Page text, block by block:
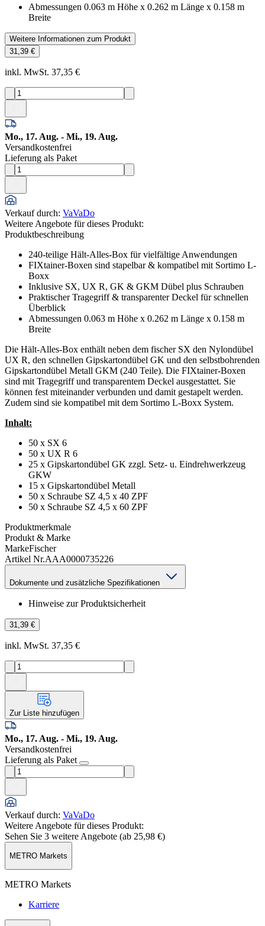
Abmessungen 0.063 m Höhe x 0.262 m Länge x 0.158 m
Breite
Weitere Informationen zum Produkt
31,39 €
inkl. MwSt. 37,35 €
Mo., 17. Aug. - Mi., 19. Aug.
Versandkostenfrei
Lieferung als Paket
Verkauf durch: VaVaDo
Weitere Angebote für dieses Produkt:
Produktbeschreibung
240-teilige Hält-Alles-Box für vielfältige Anwendungen
FIXtainer-Boxen sind stapelbar & kompatibel mit Sortimo L-
Boxx
Inklusive SX, UX R, GK & GKM Dübel plus Schrauben
Praktischer Tragegriff & transparenter Deckel für schnellen
Überblick
Abmessungen 0.063 m Höhe x 0.262 m Länge x 0.158 m
Breite
Die Hält-Alles-Box enthält neben dem fischer SX den Nylondübel
UX R, den schnellen Gipskartondübel GK und den selbstbohrenden
Gipskartondübel Metall GKM (240 Teile). Die FIXtainer-Boxen
sind mit Tragegriff und transparentem Deckel ausgestattet. Sie
können fest miteinander verbunden und damit gestapelt werden.
Zudem sind sie kompatibel mit dem Sortimo L-Boxx System.
Inhalt:
50 x SX 6
50 x UX R 6
25 x Gipskartondübel GK zzgl. Setz- u. Eindrehwerkzeug
GKW
15 x Gipskartondübel Metall
50 x Schraube SZ 4,5 x 40 ZPF
50 x Schraube SZ 4,5 x 60 ZPF
Produktmerkmale
Produkt & Marke
MarkeFischer
Artikel Nr.AAA0000735226
Dokumente und zusätzliche Spezifikationen
Hinweise zur Produktsicherheit
31,39 €
inkl. MwSt. 37,35 €
Zur Liste hinzufügen
Mo., 17. Aug. - Mi., 19. Aug.
Versandkostenfrei
Lieferung als Paket
Verkauf durch: VaVaDo
Weitere Angebote für dieses Produkt:
Sehen Sie 3 weitere Angebote (ab 25,98 €)
METRO Markets
METRO Markets
Karriere